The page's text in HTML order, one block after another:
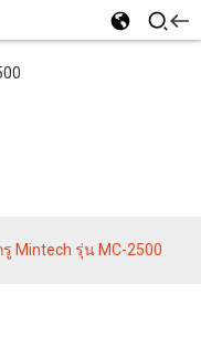
Mintech รุ่น MC-2500